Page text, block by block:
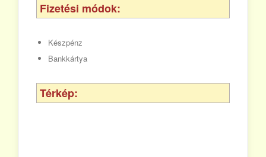
Fizetési módok:
Készpénz
Bankkártya
Térkép: